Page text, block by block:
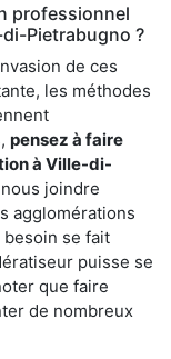
professionnel
Pietrabugno ?
de ces
les méthodes
pensez à faire
à Ville-di-
joindre
agglomérations
se fait
puisse se
que faire
de nombreux